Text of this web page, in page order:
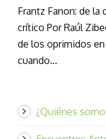
Frantz Fanon: de
crítico Por Raúl
de los oprimidos
cuando...
¿Quiénes